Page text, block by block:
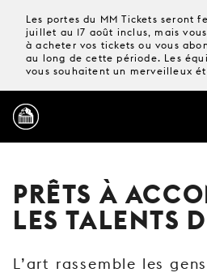
Les portes du MM Tickets seront
juillet au 17 août inclus, mais
à acheter vos tickets ou vous
au long de cette période. Les
vous souhaitent un merveilleux
PRÊTS À
LES TALENTS
L’art rassemble les